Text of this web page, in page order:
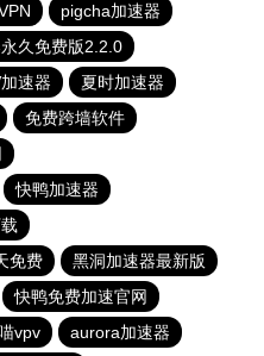
pigcha加速器
久免费版2.2.0
速器
夏时加速器
免费跨墙软件
快鸭加速器
免费
黑洞加速器最新版
快鸭免费加速官网
vpv aurora加速器